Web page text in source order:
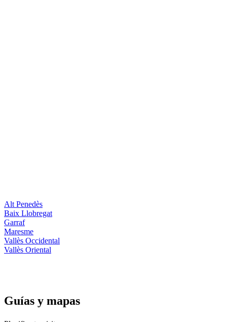
Alt Penedès
Baix Llobregat
Garraf
Maresme
Vallès Occidental
Vallès Oriental
Guías y mapas